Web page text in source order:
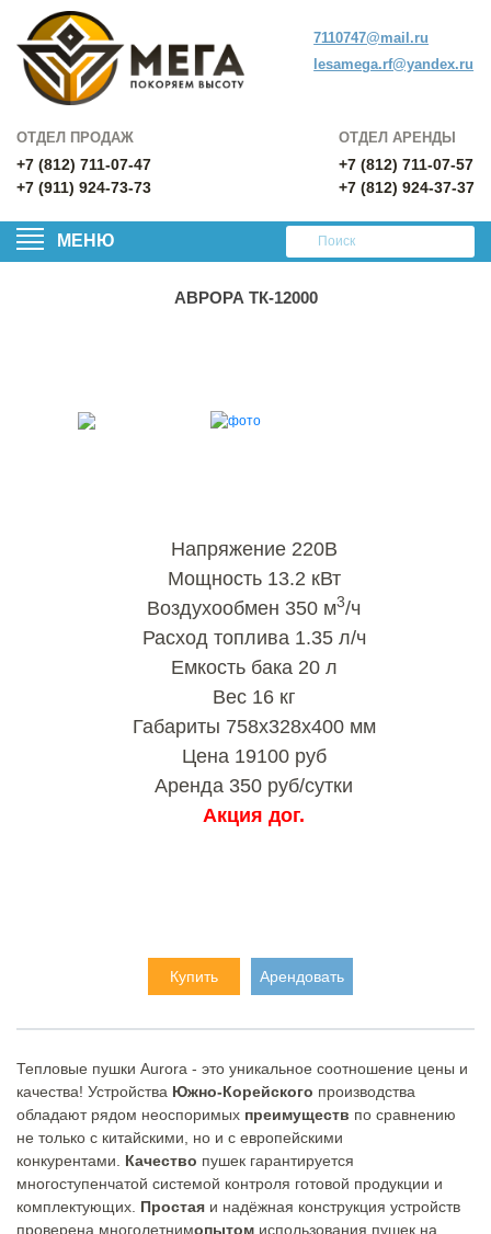
7110747@mail.ru
lesamega.rf@yandex.ru
ОТДЕЛ ПРОДАЖ
+7 (812) 711-07-47
+7 (911) 924-73-73
ОТДЕЛ АРЕНДЫ
+7 (812) 711-07-57
+7 (812) 924-37-37
МЕНЮ
АВРОРА ТК-12000
Напряжение 220В
Мощность 13.2 кВт
Воздухообмен 350 м3/ч
Расход топлива 1.35 л/ч
Емкость бака 20 л
Вес 16 кг
Габариты 758х328х400 мм
Цена 19100 руб
Аренда 350 руб/сутки
Акция дог.
Купить Арендовать
Тепловые пушки Aurora - это уникальное соотношение цены и
качества! Устройства Южно-Корейского производства
обладают рядом неоспоримых преимуществ по сравнению
не только с китайскими, но и с европейскими
конкурентами. Качество пушек гарантируется
многоступенчатой системой контроля готовой продукции и
комплектующих. Простая и надёжная конструкция устройств
проверена многолетнимопытом использования пушек на